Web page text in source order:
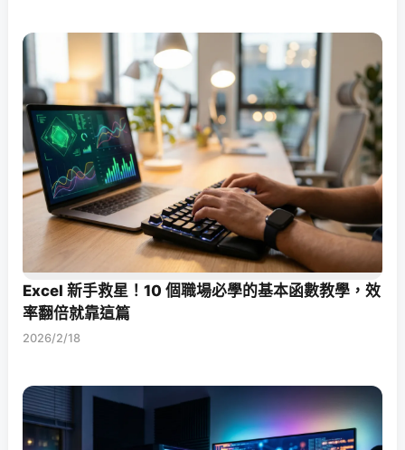
Excel 新手救星！10 個職場必學的基本函數教學，效
率翻倍就靠這篇
2026/2/18